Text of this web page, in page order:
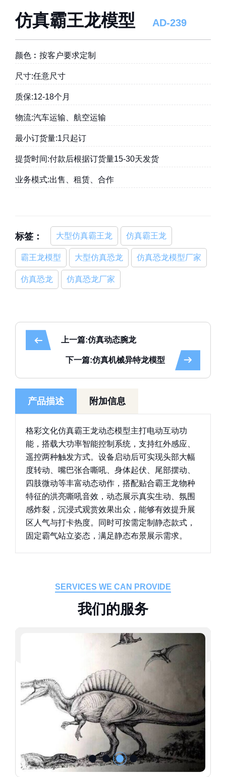
仿真霸王龙模型 AD-239
颜色︰按客户要求定制
尺寸:任意尺寸
质保:12-18个月
物流:汽车运输、航空运输
最小订货量:1只起订
提货时间:付款后根据订货量15-30天发货
业务模式:出售、租赁、合作
标签： 大型仿真霸王龙 仿真霸王龙
霸王龙模型 大型仿真恐龙 仿真恐龙模型厂家
仿真恐龙 仿真恐龙厂家
上一篇:仿真动态腕龙
下一篇:仿真机械异特龙模型
产品描述 附加信息
格彩文化仿真霸王龙动态模型主打电动互动功
能，搭载大功率智能控制系统，支持红外感应、
遥控两种触发方式。设备启动后可实现头部大幅
度转动、嘴巴张合嘶吼、身体起伏、尾部摆动、
四肢微动等丰富动态动作，搭配贴合霸王龙物种
特征的洪亮嘶吼音效，动态展示真实生动、氛围
感炸裂，沉浸式观赏效果出众，能够有效提升展
区人气与打卡热度。同时可按需定制静态款式，
固定霸气站立姿态，满足静态布景展示需求。
SERVICES WE CAN PROVIDE
我们的服务